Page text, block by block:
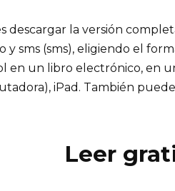
descargar la versión
y sms (sms), eligiendo el
en un libro electrónico, en
iPad. También
Leer